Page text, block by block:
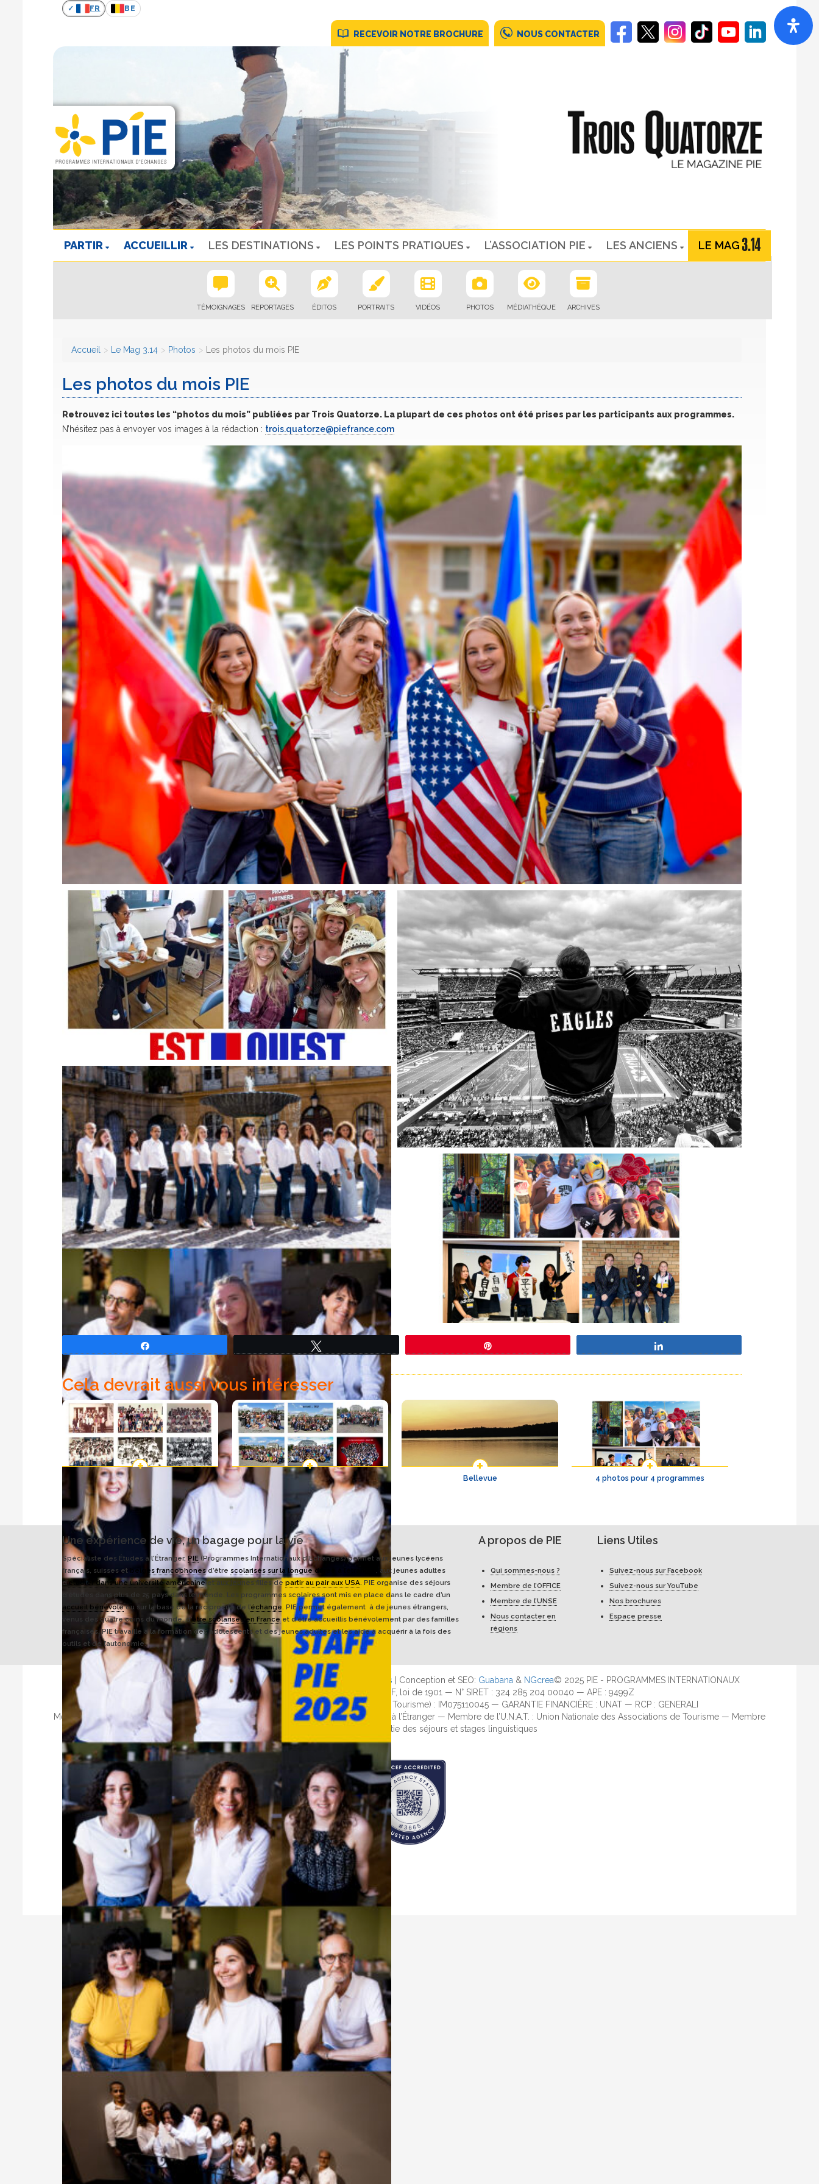
FR BE
RECEVOIR NOTRE BROCHURE NOUS CONTACTER
PARTIR ACCUEILLIR LES DESTINATIONS LES POINTS PRATIQUES L’ASSOCIATION PIE LES ANCIENS LE MAG
TÉMOIGNAGES REPORTAGES ÉDITOS PORTRAITS VIDÉOS PHOTOS MÉDIATHÈQUE ARCHIVES
Accueil Le Mag 3.14 Photos Les photos du mois PIE
Les photos du mois PIE
Retrouvez ici toutes les “photos du mois” publiées par Trois Quatorze. La plupart de ces photos ont été prises par les participants aux programmes.
N’hésitez pas à envoyer vos images à la rédaction : trois.quatorze@piefrance.com
Cela devrait aussi vous intéresser
Les photos de promo “Départ” depuis
1981
Les photos de promo “Accueil en
France” depuis 1984
Bellevue 4 photos pour 4 programmes
Une expérience de vie, un bagage pour la vie
Spécialiste des Études à l'Étranger,PIE(Programmes Internationaux d’Echanges) permet aux jeunes lycéens
français, suisses et belges francophonesd’être scolarisés sur la longue durée à l’étranger , aux jeunes adultes
d’ étudier dans une université américaineet aux jeunes filles de partir au pair aux USA. PIE organise des séjours
d’études dans plus de 25 pays dans le monde. Les programmes scolaires sont mis en place dans le cadre d’un
accueil bénévoleou sur la base de la réciprocité de l’échange. PIE permet également à de jeunes étrangers,
venus des quatre coins du monde, d’ être scolarisés en France et d’être accueillis bénévolement par des familles
françaises. PIE travaille à la formation des adolescents et des jeunes adultes et les aide à acquérir à la fois des
outils et de l’autonomie.
A propos de PIE
Qui sommes-nous ?
Membre de l’OFFICE
Membre de l’UNSE
Nous contacter en
régions
Liens Utiles
Suivez-nous sur Facebook
Suivez-nous sur YouTube
Nos brochures
Espace presse
Conditions générales |Mentions légales| Protection des données personnelles | Conception et SEO: Guabana & NGcrea© 2025 PIE - PROGRAMMES INTERNATIONAUX
D'ECHANGES — ASSOCIATION À BUT NON LUCRATIF, loi de 1901 — N° SIRET : 324 285 204 00040 — APE : 9499Z
Certificat d’immatriculation : Atout France (article R111-21 du code de Tourisme) : IM075110045 — GARANTIE FINANCIÈRE : UNAT — RCP : GENERALI
Membre de l’U.N.S.E. : Union Nationale des organisations de Séjours de longue durée à l’Étranger — Membre de l’U.N.A.T. : Union Nationale des Associations de Tourisme — Membre
de l’Office national de garantie des séjours et stages linguistiques